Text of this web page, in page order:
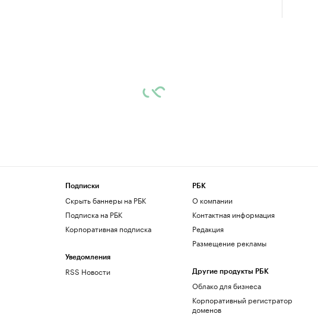
Подписки
Скрыть баннеры на РБК
Подписка на РБК
Корпоративная подписка
Уведомления
RSS Новости
РБК
О компании
Контактная информация
Редакция
Размещение рекламы
Другие продукты РБК
Облако для бизнеса
Корпоративный регистратор
доменов